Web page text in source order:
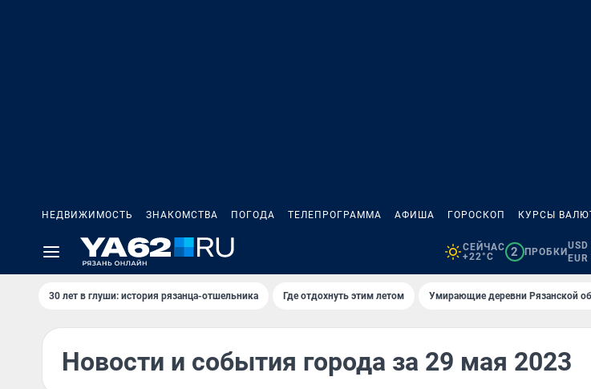
НЕДВИЖИМОСТЬ ЗНАКОМСТВА ПОГОДА ТЕЛЕПРОГРАММА АФИША ГОРОСКОП КУРСЫ
СЕЙЧАС
+22°C
2 ПРОБКИ
30 лет в глуши: история рязанца-отшельника Где отдохнуть этим летом Умирающие деревни Рязанской
Новости и события города за 29 мая 2023